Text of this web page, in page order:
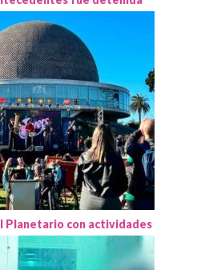
Planetario con actividades